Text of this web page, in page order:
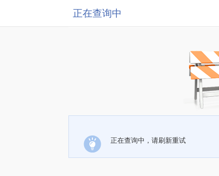
正在查询中
正在查询中，请刷新重试